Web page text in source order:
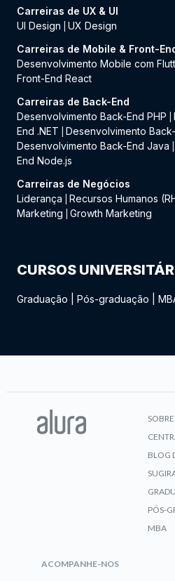
Carreiras de UX & UI
UI Design
UX Design
Carreiras de Mobile & Front-
Desenvolvimento Mobile com
Front-End React
Carreiras de Back-End
Desenvolvimento Back-End PHP
End .NET
Desenvolvimento
Desenvolvimento Back-End Java
End Node.js
Carreiras de Negócios
Liderança
Recursos Humanos
Marketing
Growth Marketing
CURSOS
Graduação Pós-graduação
BLOG
PÓS-
MBA
ACOMPANHE-NOS